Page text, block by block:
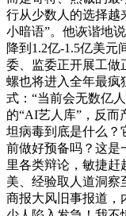
行从少数人的选择越
小暗语”。他诙谐地
降到1.2亿-1.5亿美
委、监委正开展工做
螺也将进入全年最疯
式：“当前会无数亿
的“AI艺人库”，反而
坦病毒到底是什么？
前做好预备吗？这是
里各类辩论，敏捷赶
美、经验取人道洞察
商报大风旧事报道，